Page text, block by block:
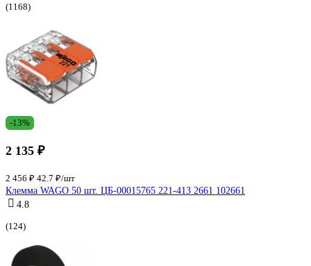
(1168)
-13%
2 135 ₽
2 456 ₽ 42.7 ₽/шт
Клемма WAGO 50 шт. ЦБ-00015765 221-413 2661 102661
4.8
(124)